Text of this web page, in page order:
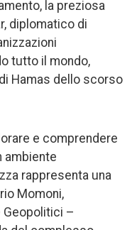
la preziosa
diplomatico di
tutto il mondo,
Hamas dello scorso
e comprendere
ambiente
rappresenta una
Momoni,
Geopolitici –